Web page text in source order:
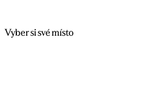
Vyber si své místo